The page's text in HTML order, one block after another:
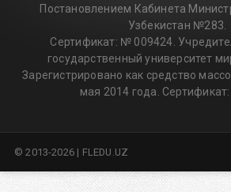
Постановлением Кабинета
Узбекистан №283.
Сертификат: № 009424.
государственный университет
Зарегистрировано как средство
мая 2014 года.
© 2013-2026 | FLEDU.UZ